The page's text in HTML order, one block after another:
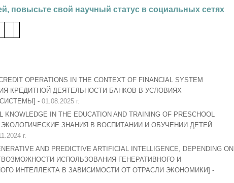
повысьте свой научный статус в социальных сетях
OPERATIONS IN THE CONTEXT OF FINANCIAL SYSTEM
КРЕДИТНОЙ ДЕЯТЕЛЬНОСТИ БАНКОВ В УСЛОВИЯХ
- 01.08.2025 г.
KNOWLEDGE IN THE EDUCATION AND TRAINING OF PRESCHOOL
ЭКОЛОГИЧЕСКИЕ ЗНАНИЯ В ВОСПИТАНИИ И ОБУЧЕНИИ ДЕТЕЙ
г.
AND PREDICTIVE ARTIFICIAL INTELLIGENCE, DEPENDING ON
[ВОЗМОЖНОСТИ ИСПОЛЬЗОВАНИЯ ГЕНЕРАТИВНОГО И
ИНТЕЛЛЕКТА В ЗАВИСИМОСТИ ОТ ОТРАСЛИ ЭКОНОМИКИ] -